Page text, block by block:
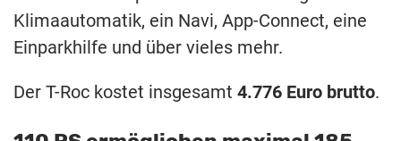
Klimaautomatik, ein Navi, App-Connect, eine
Einparkhilfe und über vieles mehr.
Der T-Roc kostet insgesamt 4.776 Euro brutto.